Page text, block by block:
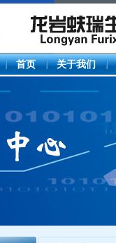
首页 关于我们